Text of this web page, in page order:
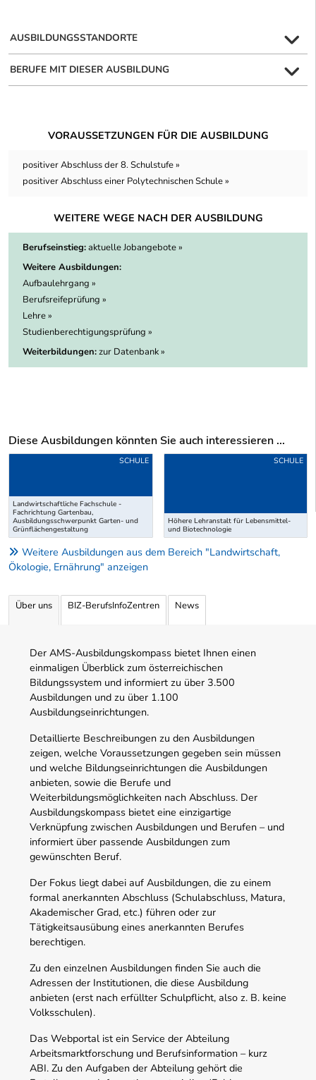
AUSBILDUNGSSTANDORTE
BERUFE MIT DIESER AUSBILDUNG
VORAUSSETZUNGEN FÜR DIE AUSBILDUNG
positiver Abschluss der 8. Schulstufe »
positiver Abschluss einer Polytechnischen Schule »
WEITERE WEGE NACH DER AUSBILDUNG
Berufseinstieg:aktuelle Jobangebote »
Weitere Ausbildungen:
Aufbaulehrgang »
Berufsreifeprüfung »
Lehre »
Studienberechtigungsprüfung »
Weiterbildungen:zur Datenbank »
Diese Ausbildungen könnten Sie auch interessieren ...
Uber weitere Ausbildungsvorschläge
Landwirtschaftliche Fachschule -
Fachrichtung Gartenbau,
Ausbildungsschwerpunkt Garten- und
Grünflächengestaltung
SCHULE
Höhere Lehranstalt für Lebensmittel-
und Biotechnologie
SCHULE
Weitere Ausbildungen aus dem Bereich "Landwirtschaft,
Ökologie, Ernährung" anzeigen
Über uns BIZ-BerufsInfoZentren News
Der AMS-Ausbildungskompass bietet Ihnen einen
einmaligen Überblick zum österreichischen
Bildungssystem und informiert zu über 3.500
Ausbildungen und zu über 1.100
Ausbildungseinrichtungen.
Detaillierte Beschreibungen zu den Ausbildungen
zeigen, welche Voraussetzungen gegeben sein müssen
und welche Bildungseinrichtungen die Ausbildungen
anbieten, sowie die Berufe und
Weiterbildungsmöglichkeiten nach Abschluss. Der
Ausbildungskompass bietet eine einzigartige
Verknüpfung zwischen Ausbildungen und Berufen – und
informiert über passende Ausbildungen zum
gewünschten Beruf.
Der Fokus liegt dabei auf Ausbildungen, die zu einem
formal anerkannten Abschluss (Schulabschluss, Matura,
Akademischer Grad, etc.) führen oder zur
Tätigkeitsausübung eines anerkannten Berufes
berechtigen.
Zu den einzelnen Ausbildungen finden Sie auch die
Adressen der Institutionen, die diese Ausbildung
anbieten (erst nach erfüllter Schulpflicht, also z. B. keine
Volksschulen).
Das Webportal ist ein Service der Abteilung
Arbeitsmarktforschung und Berufsinformation – kurz
ABI. Zu den Aufgaben der Abteilung gehört die